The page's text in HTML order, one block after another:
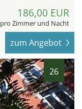
186,00 EUR
pro Zimmer und Nacht
zum Angebot
26